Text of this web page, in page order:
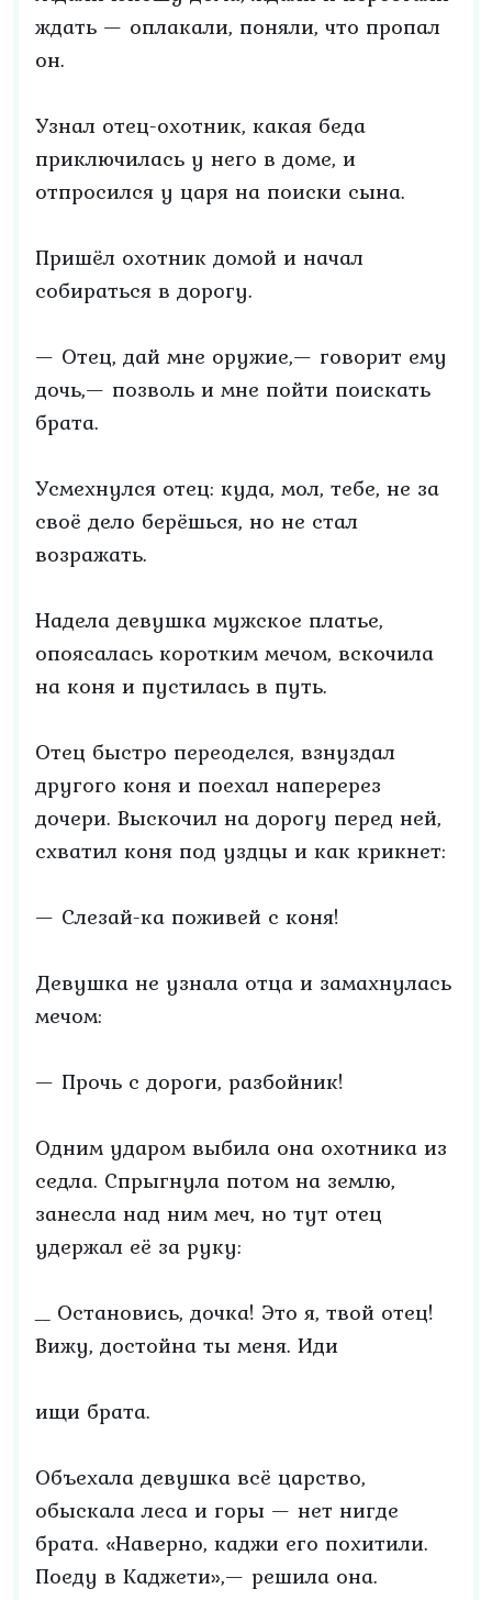
ждать — оплакали, поняли, что пропал
он.
Узнал отец-охотник, какая беда
приключилась у него в доме, и
отпросился у царя на поиски сына.
Пришёл охотник домой и начал
собираться в дорогу.
— Отец, дай мне оружие,— говорит ему
дочь,— позволь и мне пойти поискать
брата.
Усмехнулся отец: куда, мол, тебе, не за
своё дело берёшься, но не стал
возражать.
Надела девушка мужское платье,
опоясалась коротким мечом, вскочила
на коня и пустилась в путь.
Отец быстро переоделся, взнуздал
другого коня и поехал наперерез
дочери. Выскочил на дорогу перед ней,
схватил коня под уздцы и как крикнет:
— Слезай-ка поживей с коня!
Девушка не узнала отца и замахнулась
мечом:
— Прочь с дороги, разбойник!
Одним ударом выбила она охотника из
седла. Спрыгнула потом на землю,
занесла над ним меч, но тут отец
удержал её за руку:
__ Остановись, дочка! Это я, твой отец!
Вижу, достойна ты меня. Иди
ищи брата.
Объехала девушка всё царство,
обыскала леса и горы — нет нигде
брата. «Наверно, каджи его похитили.
Поеду в Каджети»,— решила она.